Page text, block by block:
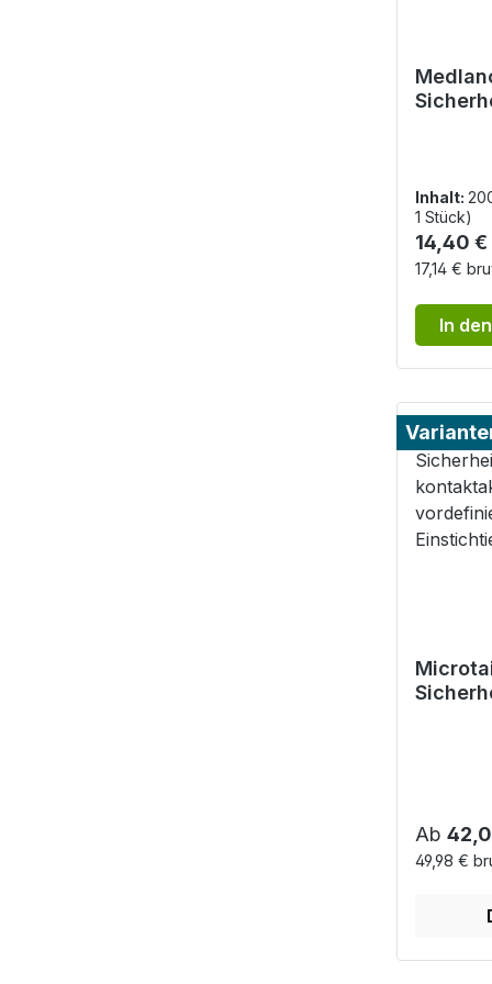
Inhalt:
1 Stück)
14,40
17,14 €
In
Ab
49,98 €